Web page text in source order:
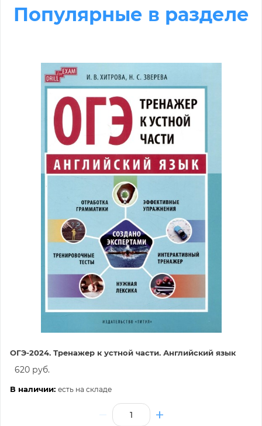
Популярные в разделе
ОГЭ-2024. Тренажер к устной части. Английский язык
620 руб.
В наличии: есть на складе